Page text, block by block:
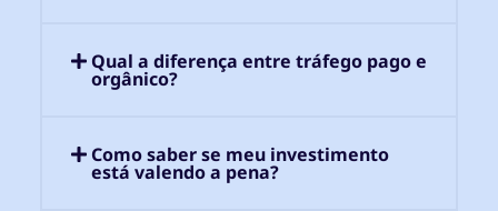
Qual a diferença entre tráfego pago e
orgânico?
Como saber se meu investimento
está valendo a pena?